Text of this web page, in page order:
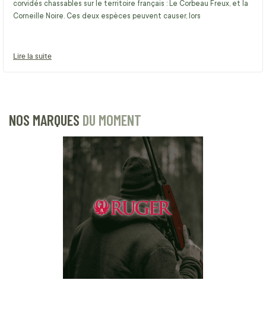
corvidés chassables sur le territoire français : Le Corbeau Freux, et la
Corneille Noire. Ces deux espèces peuvent causer, lors
Lire la suite
NOS MARQUES DU MOMENT